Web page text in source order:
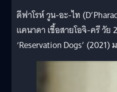
ดีฟาโรห์ วูน-อะ-ไท
แคนาดา เชื้อสายโอจิ-ครี วัย
‘Reservation Dogs’ (2021)